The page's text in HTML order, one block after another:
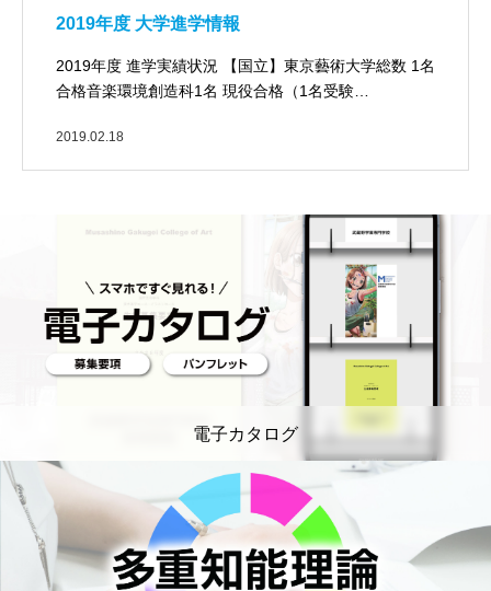
2019年度 大学進学情報
2019年度 進学実績状況 【国立】東京藝術大学総数 1名
合格音楽環境創造科1名 現役合格（1名受験…
2019.02.18
電子カタログ